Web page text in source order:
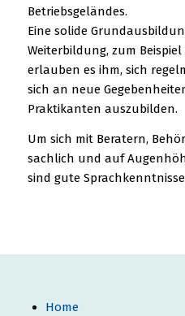
Betriebsgeländes.
Eine solide
Weiterbildung, zum
erlauben es ihm, sich
sich an neue
Praktikanten auszubilden.
Um sich mit Beratern,
sachlich und auf
sind gute
Home